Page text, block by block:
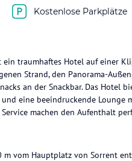
Kostenlose Parkplätze
traumhaftes Hotel auf einer
Strand, den Panorama-
an der Snackbar. Das Hotel
eine beeindruckende Lounge
machen den Aufenthalt
m vom Hauptplatz von Sorrent